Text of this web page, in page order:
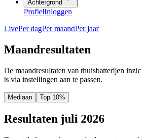
Achtergrond
ProfielInloggen
LivePer dagPer maandPer jaar
Maandresultaten
De maandresultaten van thuisbatterijen
is via instellingen aan te passen.
Mediaan Top 10%
Resultaten juli 2026